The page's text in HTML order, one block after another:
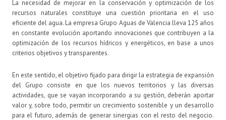
La necesidad de mejorar en la conservación y optimización de los
recursos naturales constituye una cuestión prioritaria en el uso
eficiente del agua. La empresa Grupo Aguas de Valencia lleva 125 años
en constante evolución aportando innovaciones que contribuyen a la
optimización de los recursos hídricos y energéticos, en base a unos
criterios objetivos y transparentes.
En este sentido, el objetivo fijado para dirigir la estrategia de expansión
del Grupo consiste en que los nuevos territorios y las diversas
actividades, que se vayan incorporando a su gestión, deberán aportar
valor y, sobre todo, permitir un crecimiento sostenible y un desarrollo
para el futuro, además de generar sinergias con el resto del negocio.